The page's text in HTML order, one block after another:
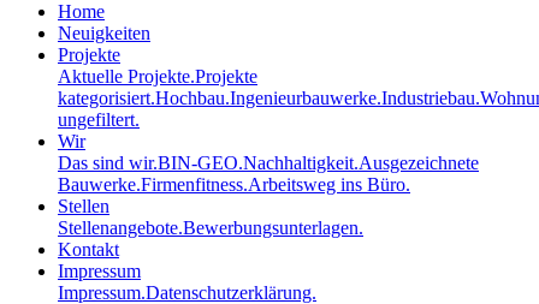
Home
Neuigkeiten
Projekte
Aktuelle Projekte.Projekte
kategorisiert.Hochbau.Ingenieurbauwerke.Industriebau.
ungefiltert.
Wir
Das sind wir.BIN-GEO.Nachhaltigkeit.Ausgezeichnete
Bauwerke.Firmenfitness.Arbeitsweg ins Büro.
Stellen
Stellenangebote.Bewerbungsunterlagen.
Kontakt
Impressum
Impressum.Datenschutzerklärung.